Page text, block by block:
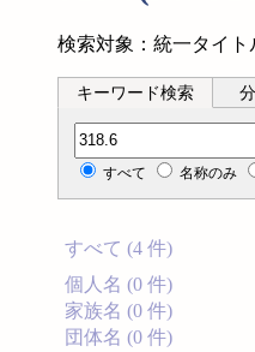
検索対象：統一タイト
キーワード検索
分類記号検索
すべて 名称のみ
すべて (4 件)
個人名 (0 件)
家族名 (0 件)
団体名 (0 件)